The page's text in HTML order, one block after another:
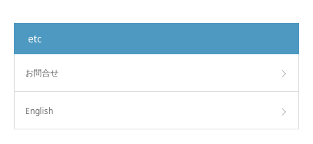
etc
お問合せ
English